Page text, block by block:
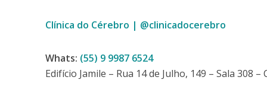
Clínica do Cérebro | @clinicadocerebro
Whats: (55) 9 9987 6524
Edifício Jamile – Rua 14 de Julho, 149 – Sala 308